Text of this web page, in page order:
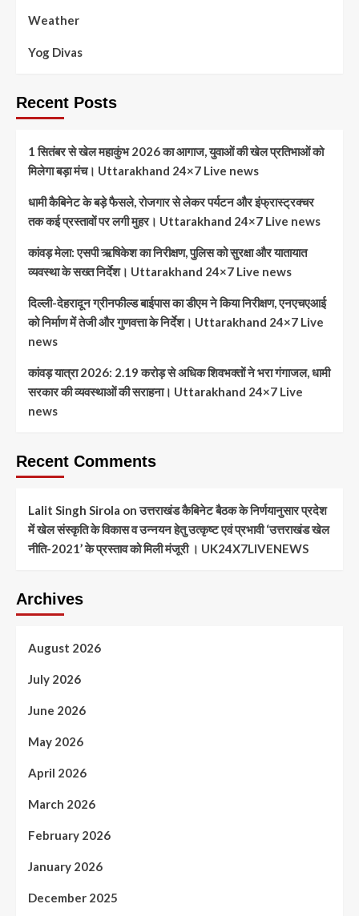
Weather
Yog Divas
Recent Posts
1 सितंबर से खेल महाकुंभ 2026 का आगाज, युवाओं की खेल प्रतिभाओं को
मिलेगा बड़ा मंच। Uttarakhand 24×7 Live news
धामी कैबिनेट के बड़े फैसले, रोजगार से लेकर पर्यटन और इंफ्रास्ट्रक्चर
तक कई प्रस्तावों पर लगी मुहर। Uttarakhand 24×7 Live news
कांवड़ मेला: एसपी ऋषिकेश का निरीक्षण, पुलिस को सुरक्षा और यातायात
व्यवस्था के सख्त निर्देश। Uttarakhand 24×7 Live news
दिल्ली-देहरादून ग्रीनफील्ड बाईपास का डीएम ने किया निरीक्षण, एनएचएआई
को निर्माण में तेजी और गुणवत्ता के निर्देश। Uttarakhand 24×7 Live
news
कांवड़ यात्रा 2026: 2.19 करोड़ से अधिक शिवभक्तों ने भरा गंगाजल, धामी
सरकार की व्यवस्थाओं की सराहना। Uttarakhand 24×7 Live
news
Recent Comments
Lalit Singh Sirola onउत्तराखंड कैबिनेट बैठक के निर्णयानुसार प्रदेश
में खेल संस्कृति के विकास व उन्नयन हेतु उत्कृष्ट एवं प्रभावी ‘उत्तराखंड खेल
नीति-2021’ के प्रस्ताव को मिली मंजूरी । UK24X7LIVENEWS
Archives
August 2026
July 2026
June 2026
May 2026
April 2026
March 2026
February 2026
January 2026
December 2025